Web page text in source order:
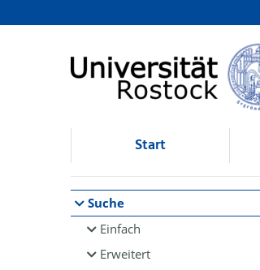
Browsen
direkt zum Inhalt
Start
Suche
Einfach
Erweitert